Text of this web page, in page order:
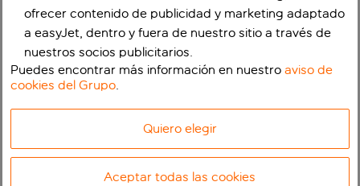
ofrecer contenido de publicidad y marketing adaptado
a easyJet, dentro y fuera de nuestro sitio a través de
nuestros socios publicitarios.
Puedes encontrar más información en nuestroaviso de
cookies del Grupo.
Quiero elegir
Aceptar todas las cookies